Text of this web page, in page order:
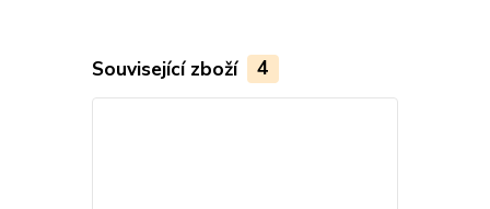
Související zboží 4